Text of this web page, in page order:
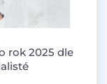
rok 2025 dle